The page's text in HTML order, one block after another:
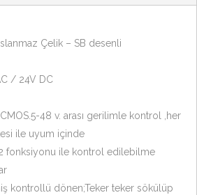
Çelik – SB desenli
/ 24V DC
48 v. arası gerilimle kontrol ,her
ile uyum içinde
fonksiyonu ile kontrol edilebilme
kontrollü dönen;Teker teker sökülüp